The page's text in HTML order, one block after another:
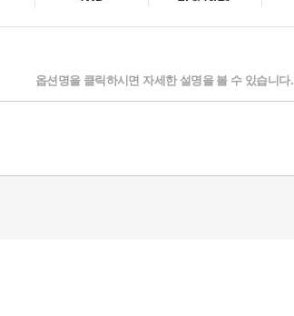
옵션명을 클릭하시면 자세한 설명을 볼 수 있습니다.